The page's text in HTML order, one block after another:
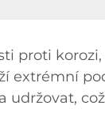
proti
extrémní
udržovat,